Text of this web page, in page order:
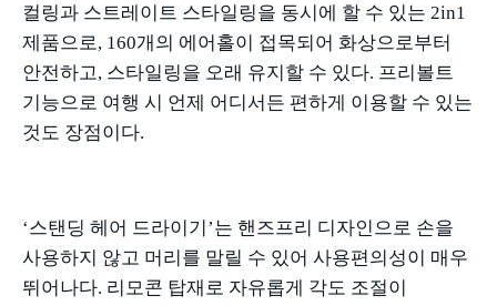
컬링과 스트레이트 스타일링을 동시에 할 수 있는 2in1
제품으로, 160개의 에어홀이 접목되어 화상으로부터
안전하고, 스타일링을 오래 유지할 수 있다. 프리볼트
기능으로 여행 시 언제 어디서든 편하게 이용할 수 있는
것도 장점이다.
‘스탠딩 헤어 드라이기 ’는 핸즈프리 디자인으로 손을
사용하지 않고 머리를 말릴 수 있어 사용편의성이 매우
뛰어나다. 리모콘 탑재로 자유롭게 각도 조절이